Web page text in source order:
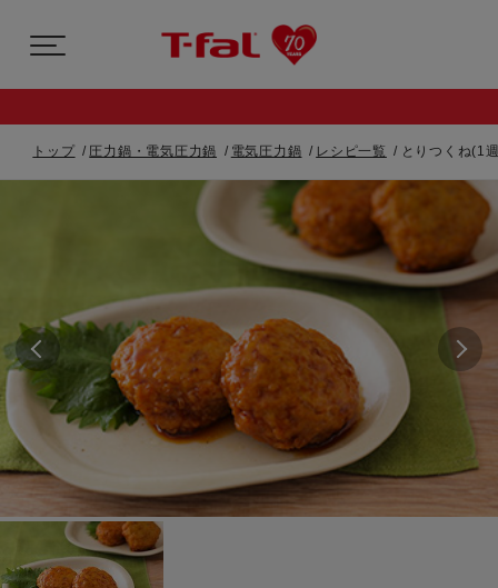
トップ 圧力鍋・電気圧力鍋 電気圧力鍋 レシピ一覧 とりつくね(1